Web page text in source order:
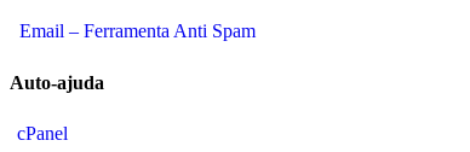
Email – Ferramenta Anti Spam
Auto-ajuda
cPanel